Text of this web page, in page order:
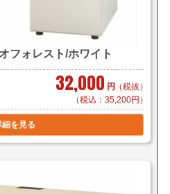
円/1台（税別）
渡し（要お客様搬入・組立）
届け致します。
積り致します。
（自社便・軒先渡し又はEV
ォレスト/ホワイト
32,000 円 （税抜）
（税込：35,200円）
細を見る